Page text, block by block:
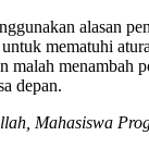
alasan
mematuhi
malah
depan.
Mahasiswa